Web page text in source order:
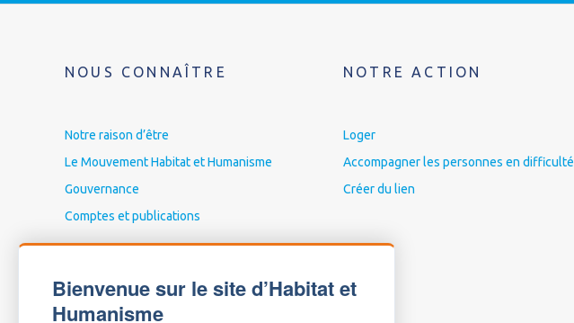
Bienvenue sur le site d’Habitat et
Humanisme
NOUS CONNAÎTRE
Notre raison d’être
Le Mouvement Habitat et Humanisme
Gouvernance
Comptes et publications
NOTRE ACTION
Loger
Accompagner les personnes en difficulté
Créer du lien